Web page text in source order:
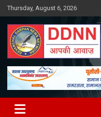
Skip
to
content
Thursday, August 6, 2026
DDNN